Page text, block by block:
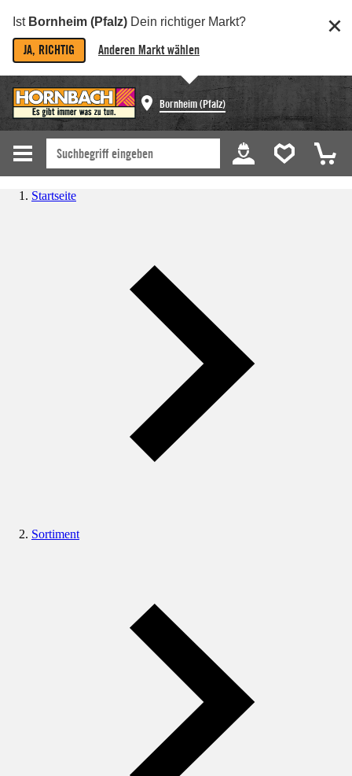
Ist Bornheim (Pfalz) Dein richtiger Markt?
JA, RICHTIG Anderen Markt wählen
Bornheim (Pfalz)
Startseite
Sortiment